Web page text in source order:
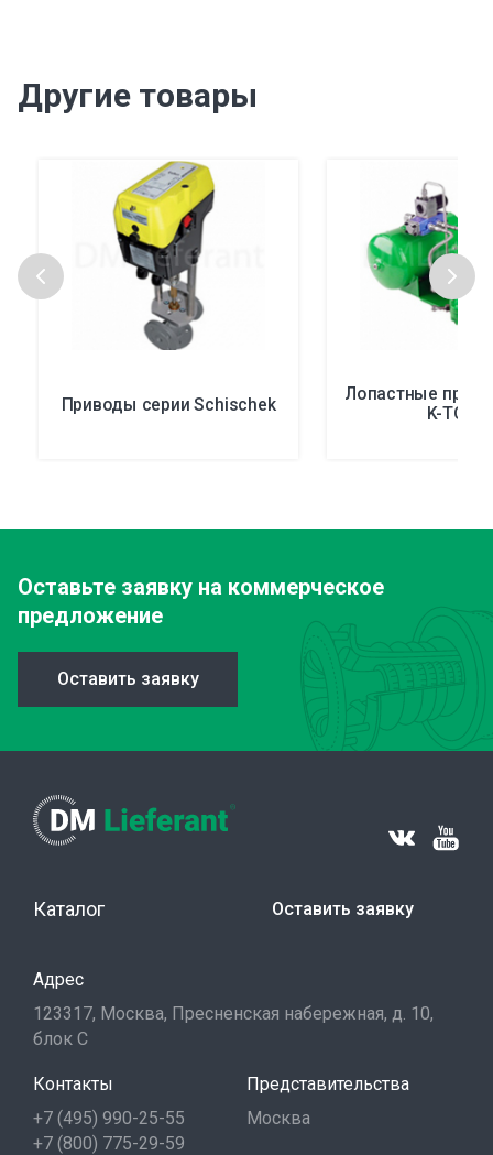
Другие товары
Приводы серии Schischek Лопастные
K-TORK
Оставьте заявку на коммерческое
предложение
Оставить заявку
Каталог Оставить заявку
Адрес
123317, Москва, Пресненская набережная, д. 10,
блок С
Контакты
+7 (495) 990-25-55
+7 (800) 775-29-59
Представительства
Москва